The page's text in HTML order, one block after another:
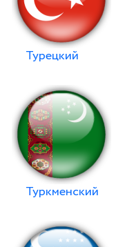
Турецкий
Туркменский